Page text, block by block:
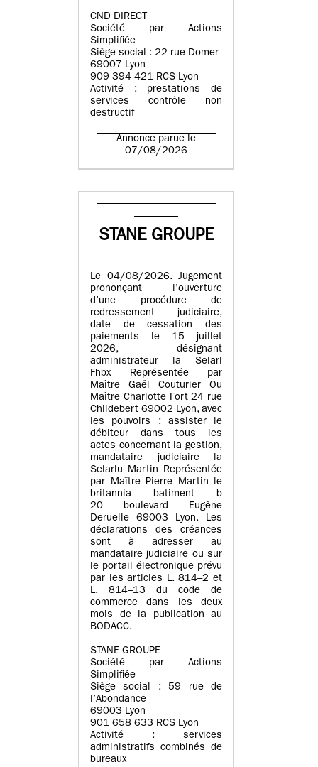
CND DIRECT
Société par Actions
Simplifiée
Siège social : 22 rue Domer
69007 Lyon
909 394 421 RCS Lyon
Activité : prestations de
services contrôle non
destructif
Annonce parue le
07/08/2026
STANE GROUPE
Le 04/08/2026. Jugement
prononçant l’ouverture
d’une procédure de
redressement judiciaire,
date de cessation des
paiements le 15 juillet
2026, désignant
administrateur la Selarl
Fhbx Représentée par
Maître Gaël Couturier Ou
Maître Charlotte Fort 24 rue
Childebert 69002 Lyon, avec
les pouvoirs : assister le
débiteur dans tous les
actes concernant la gestion,
mandataire judiciaire la
Selarlu Martin Représentée
par Maître Pierre Martin le
britannia batiment b
20 boulevard Eugène
Deruelle 69003 Lyon. Les
déclarations des créances
sont à adresser au
mandataire judiciaire ou sur
le portail électronique prévu
par les articles L. 814–2 et
L. 814–13 du code de
commerce dans les deux
mois de la publication au
BODACC.
STANE GROUPE
Société par Actions
Simplifiée
Siège social : 59 rue de
l’Abondance
69003 Lyon
901 658 633 RCS Lyon
Activité : services
administratifs combinés de
bureaux